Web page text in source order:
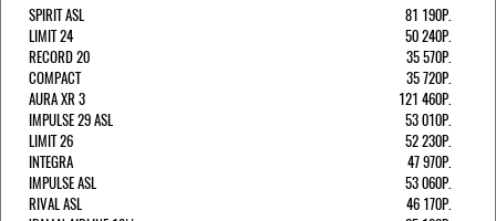
SPIRIT ASL
81 190Р.
LIMIT 24
50 240Р.
RECORD 20
35 570Р.
COMPACT
35 720Р.
AURA XR 3
121 460Р.
IMPULSE 29 ASL
53 010Р.
LIMIT 26
52 230Р.
INTEGRA
47 970Р.
IMPULSE ASL
53 060Р.
RIVAL ASL
46 170Р.